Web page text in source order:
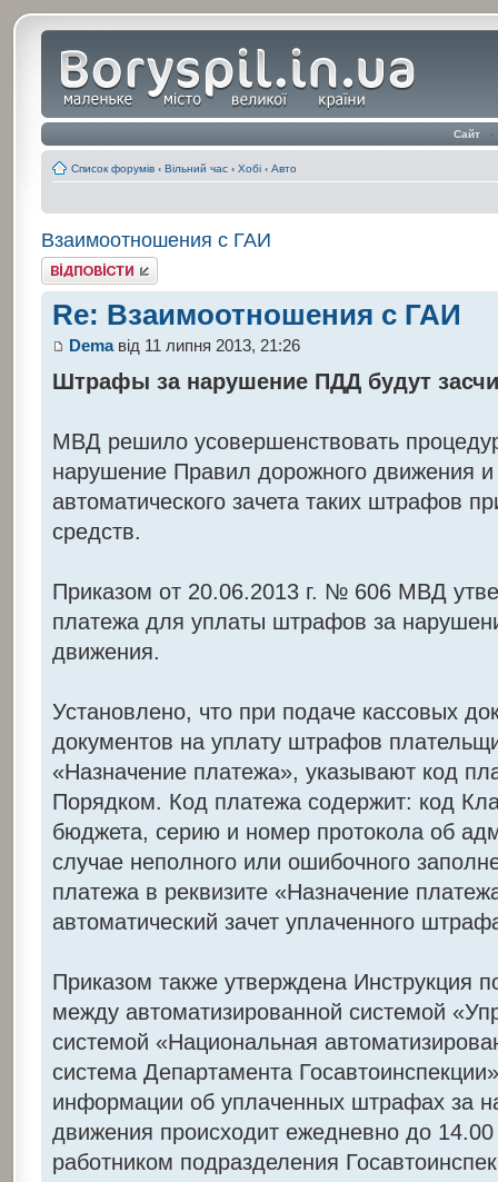
Сайт ‹
Список форумів ‹ Вільний час ‹ Хобі ‹ Авто
Взаимоотношения с ГАИ
Відповісти
Re: Взаимоотношения с ГАИ
Demaвід 11 липня 2013, 21:26
Штрафы за нарушение ПДД будут
МВД решило усовершенствовать
нарушение Правил дорожного движения
автоматического зачета таких штрафов
средств.
Приказом от 20.06.2013 г. № 606 МВД
платежа для уплаты штрафов за
движения.
Установлено, что при подаче кассовых
документов на уплату штрафов
«Назначение платежа», указывают код
Порядком. Код платежа содержит: код
бюджета, серию и номер протокола об
случае неполного или ошибочного
платежа в реквизите «Назначение
автоматический зачет уплаченного
Приказом также утверждена Инструкция
между автоматизированной системой
системой «Национальная
система Департамента
информации об уплаченных штрафах за
движения происходит ежедневно до
работником подразделения